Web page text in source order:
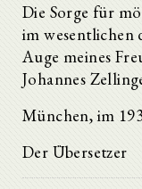
Die Sorge für
im wesentlichen
Auge meines
Johannes
München, im
Der Übersetzer